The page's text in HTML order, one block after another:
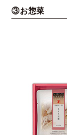
③お惣菜